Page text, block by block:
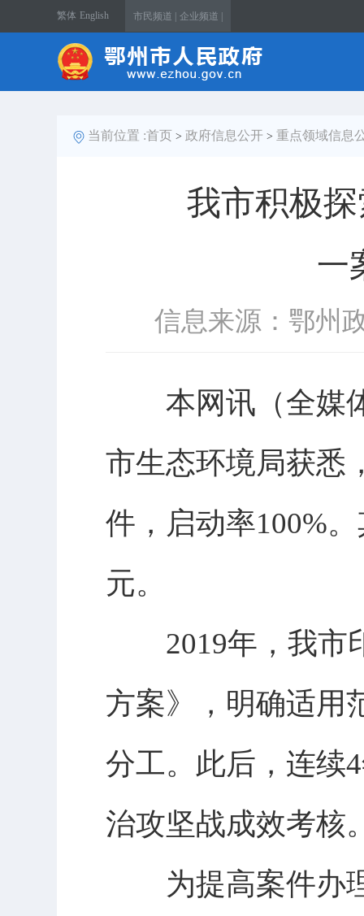
繁体 English 市民频道 | 企业频道 |
当前位置 :首页 > 政府信息公开 > 重点领域信息
我市积极
一
信息来源：鄂州
本网讯（全媒体
市生态环境局获悉
件，启动率100%
元。
2019年，我市印
方案》，明确适用
分工。此后，连续
治攻坚战成效考核
为提高案件办理